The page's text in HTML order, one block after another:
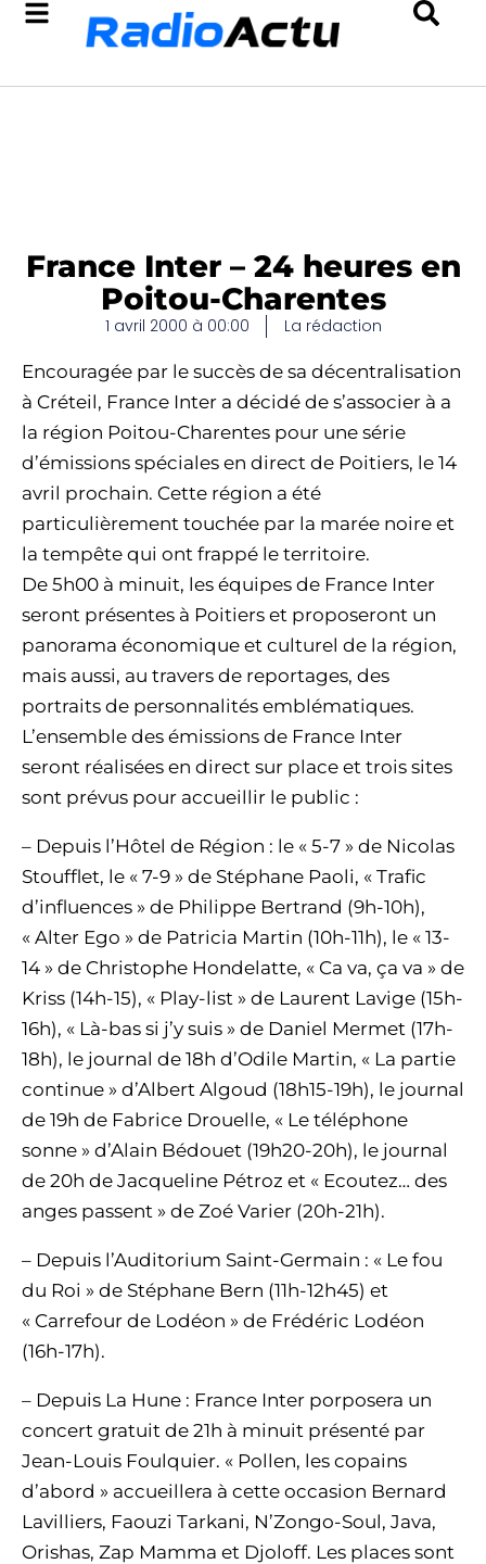
France Inter – 24 heures en
Poitou-Charentes
1 avril 2000 à 00:00 La rédaction
Encouragée par le succès de sa décentralisation
à Créteil, France Inter a décidé de s’associer à a
la région Poitou-Charentes pour une série
d’émissions spéciales en direct de Poitiers, le 14
avril prochain. Cette région a été
particulièrement touchée par la marée noire et
la tempête qui ont frappé le territoire.
De 5h00 à minuit, les équipes de France Inter
seront présentes à Poitiers et proposeront un
panorama économique et culturel de la région,
mais aussi, au travers de reportages, des
portraits de personnalités emblématiques.
L’ensemble des émissions de France Inter
seront réalisées en direct sur place et trois sites
sont prévus pour accueillir le public :
– Depuis l’Hôtel de Région : le « 5-7 » de Nicolas
Stoufflet, le « 7-9 » de Stéphane Paoli, « Trafic
d’influences » de Philippe Bertrand (9h-10h),
« Alter Ego » de Patricia Martin (10h-11h), le « 13-
14 » de Christophe Hondelatte, « Ca va, ça va » de
Kriss (14h-15), « Play-list » de Laurent Lavige (15h-
16h), « Là-bas si j’y suis » de Daniel Mermet (17h-
18h), le journal de 18h d’Odile Martin, « La partie
continue » d’Albert Algoud (18h15-19h), le journal
de 19h de Fabrice Drouelle, « Le téléphone
sonne » d’Alain Bédouet (19h20-20h), le journal
de 20h de Jacqueline Pétroz et « Ecoutez… des
anges passent » de Zoé Varier (20h-21h).
– Depuis l’Auditorium Saint-Germain : « Le fou
du Roi » de Stéphane Bern (11h-12h45) et
« Carrefour de Lodéon » de Frédéric Lodéon
(16h-17h).
– Depuis La Hune : France Inter porposera un
concert gratuit de 21h à minuit présenté par
Jean-Louis Foulquier. « Pollen, les copains
d’abord » accueillera à cette occasion Bernard
Lavilliers, Faouzi Tarkani, N’Zongo-Soul, Java,
Orishas, Zap Mamma et Djoloff. Les places sont